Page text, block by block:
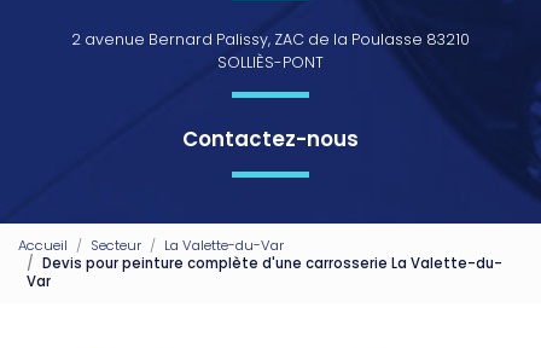
2 avenue Bernard Palissy, ZAC de la Poulasse 83210
SOLLIÈS-PONT
Contactez-nous
Accueil Secteur
La Valette-du-Var
Devis pour peinture complète d'une carrosserie La Valette-du-
Var